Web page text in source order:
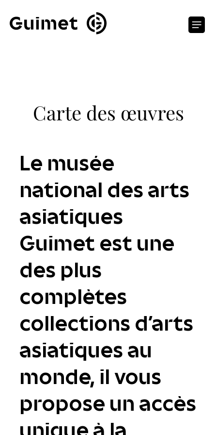
Carte des œuvres
Le musée
national des arts
asiatiques
Guimet est une
des plus
complètes
collections d'arts
asiatiques au
monde, il vous
propose un accès